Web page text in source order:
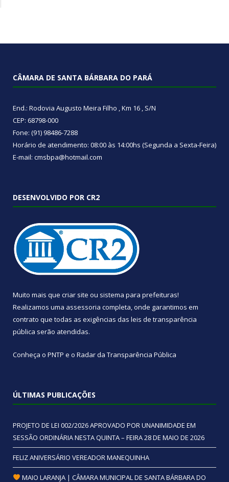
CÂMARA DE SANTA BÁRBARA DO PARÁ
End.: Rodovia Augusto Meira Filho , Km 16 , S/N
CEP: 68798-000
Fone: (91) 98486-7288
Horário de atendimento: 08:00 às 14:00hs (Segunda a Sexta-Feira)
E-mail: cmsbpa@hotmail.com
DESENVOLVIDO POR CR2
Muito mais que criar site ou sistema para prefeituras!
Realizamos uma assessoria completa, onde garantimos em
contrato que todas as exigências das leis de transparência
pública serão atendidas.
Conheça o PNTP e o Radar da Transparência Pública
ÚLTIMAS PUBLICAÇÕES
PROJETO DE LEI 002/2026 APROVADO POR UNANIMIDADE EM
SESSÃO ORDINÁRIA NESTA QUINTA – FEIRA 28 DE MAIO DE 2026
FELIZ ANIVERSÁRIO VEREADOR MANEQUINHA
MAIO LARANJA | CÂMARA MUNICIPAL DE SANTA BÁRBARA DO